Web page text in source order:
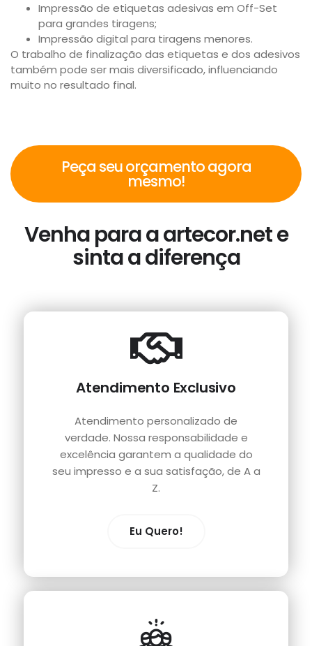
Impressão de etiquetas adesivas em Off-Set
para grandes tiragens;
Impressão digital para tiragens menores.
O trabalho de finalização das etiquetas e dos adesivos
também pode ser mais diversificado, influenciando
muito no resultado final.
Peça seu orçamento agora
mesmo!
Venha para a artecor.net e
sinta a diferença
Atendimento Exclusivo
Atendimento personalizado de
verdade. Nossa responsabilidade e
excelência garantem a qualidade do
seu impresso e a sua satisfação, de A a
Z.
Eu Quero!